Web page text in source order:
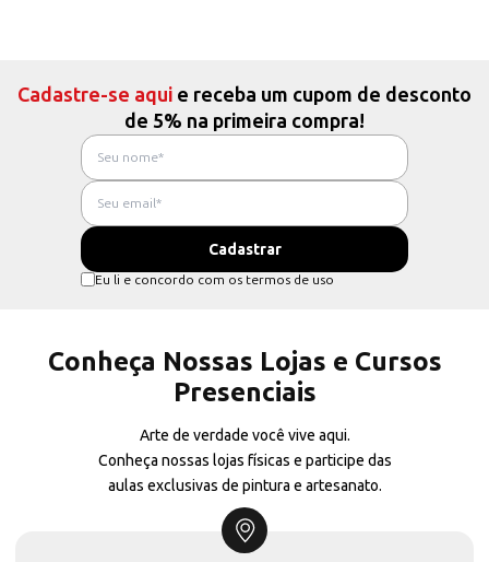
Cadastre-se aqui e receba um cupom de desconto
de 5% na primeira compra!
Eu li e concordo com os termos de uso
Conheça Nossas Lojas e Cursos
Presenciais
Arte de verdade você vive aqui.
Conheça nossas lojas físicas e participe das
aulas exclusivas de pintura e artesanato.